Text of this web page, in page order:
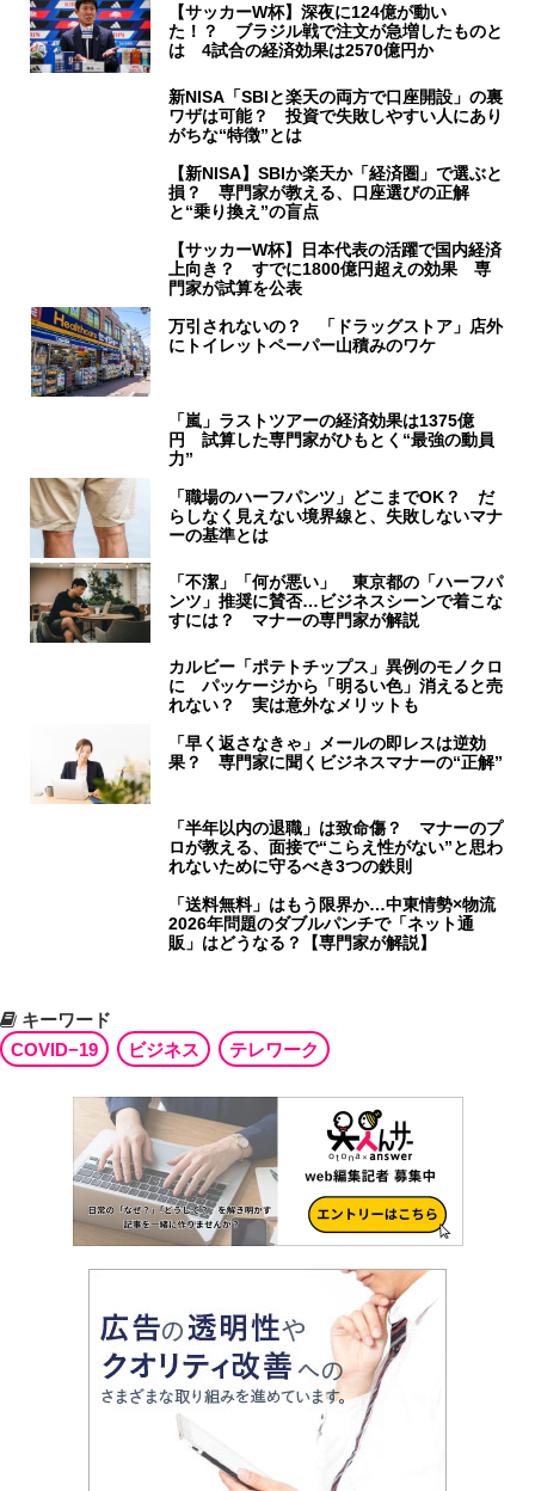
【サッカーW杯】深夜に124億が動い
た！？ ブラジル戦で注文が急増したものと
は 4試合の経済効果は2570億円か
新NISA「SBIと楽天の両方で口座開設」の裏
ワザは可能？ 投資で失敗しやすい人にあり
がちな“特徴”とは
【新NISA】SBIか楽天か「経済圏」で選ぶと
損？ 専門家が教える、口座選びの正解
と“乗り換え”の盲点
【サッカーW杯】日本代表の活躍で国内経済
上向き？ すでに1800億円超えの効果 専
門家が試算を公表
万引されないの？ 「ドラッグストア」店外
にトイレットペーパー山積みのワケ
「嵐」ラストツアーの経済効果は1375億
円 試算した専門家がひもとく“最強の動員
力”
「職場のハーフパンツ」どこまでOK？ だ
らしなく見えない境界線と、失敗しないマナ
ーの基準とは
「不潔」「何が悪い」 東京都の「ハーフパ
ンツ」推奨に賛否…ビジネスシーンで着こな
すには？ マナーの専門家が解説
カルビー「ポテトチップス」異例のモノクロ
に パッケージから「明るい色」消えると売
れない？ 実は意外なメリットも
「早く返さなきゃ」メールの即レスは逆効
果？ 専門家に聞くビジネスマナーの“正解”
「半年以内の退職」は致命傷？ マナーのプ
ロが教える、面接で“こらえ性がない”と思わ
れないために守るべき3つの鉄則
「送料無料」はもう限界か…中東情勢×物流
2026年問題のダブルパンチで「ネット通
販」はどうなる？【専門家が解説】
キーワード
COVID−19
ビジネス テレワーク